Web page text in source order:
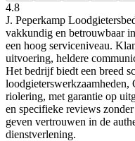
4.8
J. Peperkamp
vakkundig en betrouwbaar
een hoog serviceniveau.
uitvoering, heldere
Het bedrijf biedt een breed
loodgieterswerkzaamheden,
riolering, met garantie op
en specifieke reviews
geven vertrouwen in de
dienstverlening.